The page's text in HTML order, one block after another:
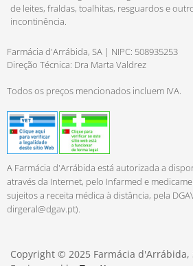
de leites, fraldas, toalhitas, resguardos e
incontinência.
Farmácia d'Arrábida, SA | NIPC: 508935253
Direção Técnica: Dra Marta Valdrez
Todos os preços mencionados incluem IVA.
A Farmácia d'Arrábida está autorizada a
através da Internet, pelo Infarmed e
sujeitos a receita médica à distância, pela
dirgeral@dgav.pt).
Copyright © 2025 Farmácia d'Arrábida,